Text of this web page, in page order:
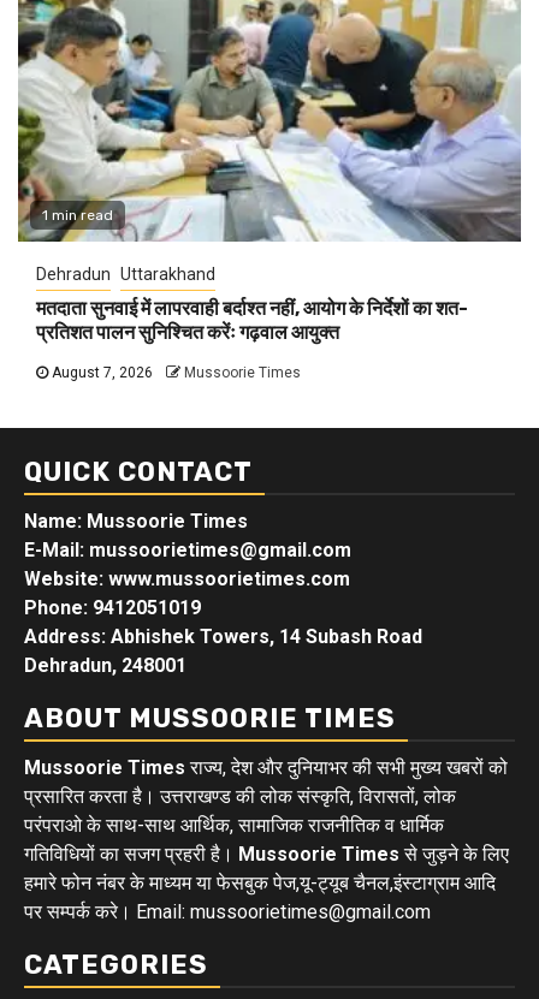
1 min read
Dehradun Uttarakhand
मतदाता सुनवाई में लापरवाही बर्दाश्त नहीं, आयोग के निर्देशों का शत-
प्रतिशत पालन सुनिश्चित करेंः गढ़वाल आयुक्त
August 7, 2026 Mussoorie Times
QUICK CONTACT
Name: Mussoorie Times
E-Mail: mussoorietimes@gmail.com
Website: www.mussoorietimes.com
Phone: 9412051019
Address: Abhishek Towers, 14 Subash Road
Dehradun, 248001
ABOUT MUSSOORIE TIMES
Mussoorie Times राज्य, देश और दुनियाभर की सभी मुख्य खबरों को
प्रसारित करता है। उत्तराखण्ड की लोक संस्कृति, विरासतों, लोक
परंपराओ के साथ-साथ आर्थिक, सामाजिक राजनीतिक व धार्मिक
गतिविधियों का सजग प्रहरी है। Mussoorie Times से जुड़ने के लिए
हमारे फोन नंबर के माध्यम या फेसबुक पेज,यू-ट्यूब चैनल,इंस्टाग्राम आदि
पर सम्पर्क करे। Email: mussoorietimes@gmail.com
CATEGORIES